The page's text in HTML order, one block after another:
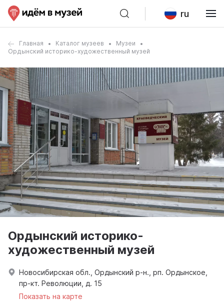
ru
Главная Каталог музеев
Музеи
Ордынский историко-художественный музей
Ордынский историко-
художественный музей
Новосибирская обл., Ордынский р-н., рп. Ордынское,
пр-кт. Революции, д. 15
Показать на карте